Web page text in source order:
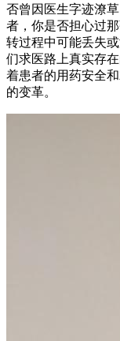
否曾因医生字迹潦
者，你是否担心过
转过程中可能丢失
们求医路上真实存
着患者的用药安全
的变革。